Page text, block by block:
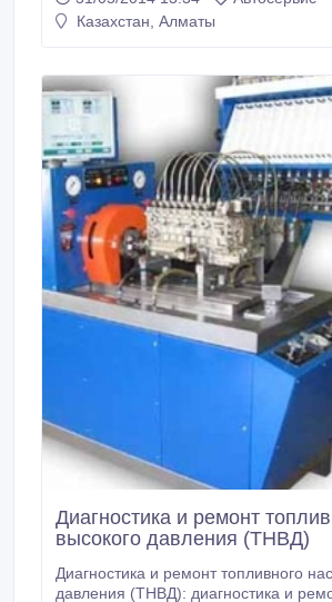
Казахстан, Алматы
Диагностика и ремонт
высокого давления (ТНВД)
Диагностика и ремонт топливного
давления (ТНВД): диагностика и